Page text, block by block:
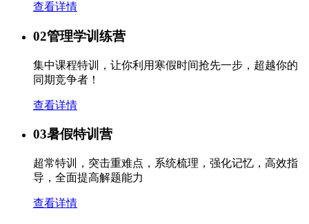
查看详情
02管理学训练营
集中课程特训，让你利用寒假时间抢先一步，超越你的
同期竞争者！
查看详情
03暑假特训营
超常特训，突击重难点，系统梳理，强化记忆，高效指
导，全面提高解题能力
查看详情